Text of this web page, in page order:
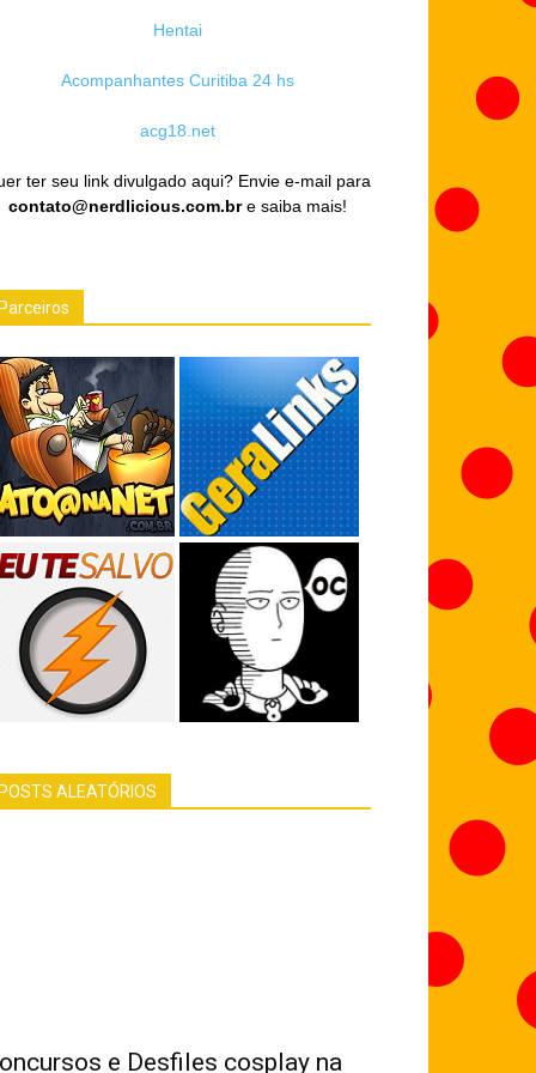
Hentai
Acompanhantes Curitiba 24 hs
acg18.net
ter seu link divulgado aqui? Envie e-mail para
contato@nerdlicious.com.bre saiba mais!
ALEATÓRIOS
e Desfiles cosplay na